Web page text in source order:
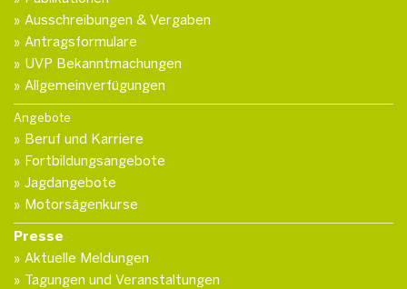
Ausschreibungen & Vergaben
Antragsformulare
UVP Bekanntmachungen
Allgemeinverfügungen
Angebote
Beruf und Karriere
Fortbildungsangebote
Jagdangebote
Motorsägenkurse
Presse
Aktuelle Meldungen
Tagungen und Veranstaltungen